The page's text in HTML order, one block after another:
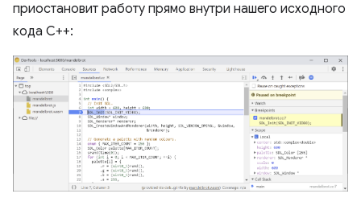
приостановит работу прямо внутри нашего исходного
кода C++: